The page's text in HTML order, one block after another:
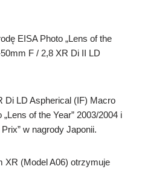
EISA Photo „Lens of the
F / 2,8 XR Di II LD
Di LD Aspherical (IF) Macro
of the Year” 2003/2004 i
w nagrody Japonii.
XR (Model A06) otrzymuje